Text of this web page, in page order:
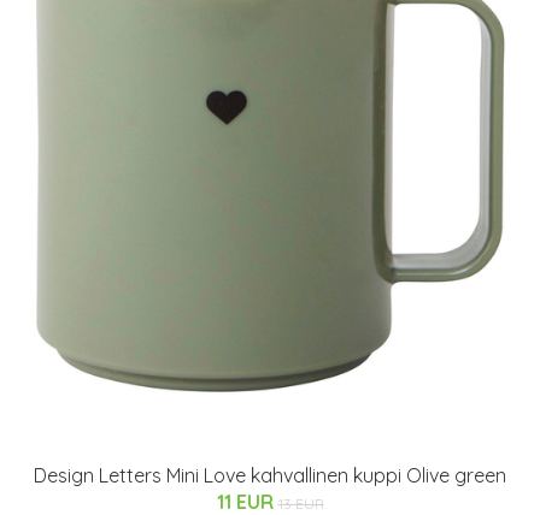
Design Letters Mini Love kahvallinen kuppi Olive green
11 EUR 13 EUR